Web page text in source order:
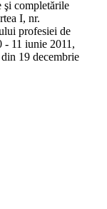
şi completările
I, nr.
profesiei de
- 11 iunie 2011,
19 decembrie